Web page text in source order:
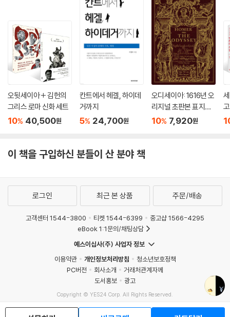
주석들을 담는 데 주력했습니다.
[새로운 열쇠 : ‘올바름 추구자’]
마지막으로, 저희는 이 방대한 서사를 관통하는 핵심 키워드로 '올바름 추
구자'라는 개념을 제안합니다. 지금까지 통용되던 니체의 이미지에 익숙한
분들께는 다소 낯선 시도일 수 있습니다. 그러나 저희는 이 개념이야말로
「차라투스트라」의 전체 흐름을 가장 명료하게 이해할 수 있는 필수적인 개
념이라고 믿습니다.
었다는 것을 「차라투스트라」3부 2장에서 확인할 수 있는데, 니체는 그들
“대담한 탐구자들, 도전자들, 교묘한 돛을 달고 무시무시한 바다로 항해를
떠난 자들이여. 수수께끼에 도취된 자들, 황혼의 기쁨을 즐기는 자들, 플루
트 소리에 미혹되어 모든 미로의 심연으로 이끌리는 영혼들이여. 자네들은
비겁한 손으로 실 한 가닥을 더듬기를 원하지 않으며, 〈추측할 수 있는 곳〉
에서는 〈결론 내리는 것〉을 싫어하는 자들이니, 자네들에게만 내가 〈본〉 수
저희 역시 이러한 분들, 익숙한 결론에 안주하기보다 스스로 사유하며 수
수께끼를 풀어나갈 준비가 된 분들, 그 소중한 독자분들의 손에 이 책이 닿
오뒷세이아 + 김헌의
그리스 로마 신화 세트
10% 40,500원
칸트에서 헤겔, 하이데
거까지
5% 24,700원
오디세이아: 1616년 오
리지널 초판본 표지디
자인 (초판본)
10% 7,920원
이 책을 구입하신 분들이 산 분야 책
로그인 최근 본 상품 주문/배송
고객센터 1544-3800 티켓 1544-6399
중고샵 1566-4295
eBook 1:1문의/채팅상담
예스이십사(주) 사업자 정보
이용약관
개인정보처리방침
청소년보호정책
PC버전
회사소개
거래처관계자께
도서홍보
광고
Copyright © YES24 Corp. All Rights Reserved.